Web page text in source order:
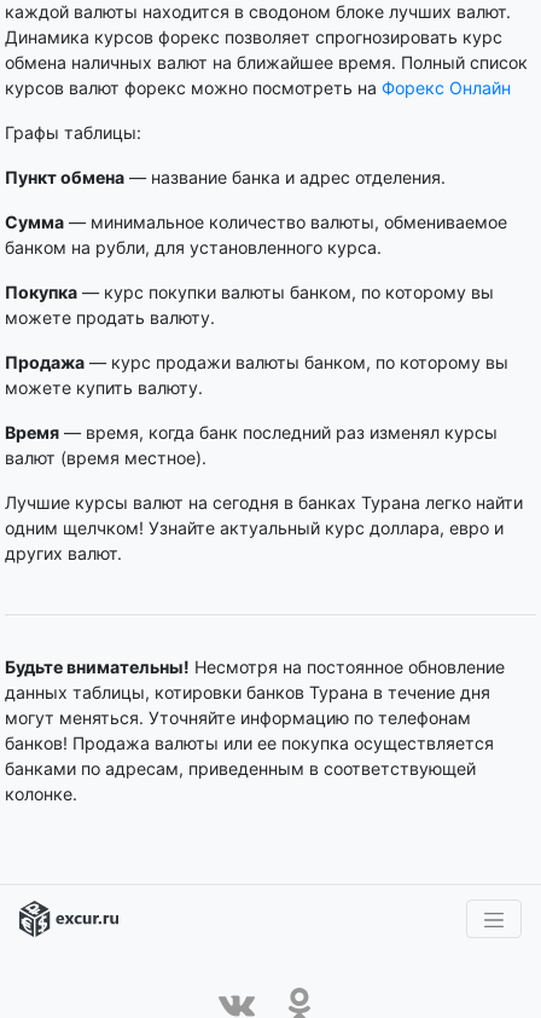
каждой валюты находится в сводоном блоке лучших валют.
Динамика курсов форекс позволяет спрогнозировать курс
обмена наличных валют на ближайшее время. Полный список
курсов валют форекс можно посмотреть на Форекс Онлайн
Графы таблицы:
Пункт обмена — название банка и адрес отделения.
Сумма — минимальное количество валюты, обмениваемое
банком на рубли, для установленного курса.
Покупка — курс покупки валюты банком, по которому вы
можете продать валюту.
Продажа — курс продажи валюты банком, по которому вы
можете купить валюту.
Время — время, когда банк последний раз изменял курсы
валют (время местное).
Лучшие курсы валют на сегодня в банках Турана легко найти
одним щелчком! Узнайте актуальный курс доллара, евро и
других валют.
Будьте внимательны! Несмотря на постоянное обновление
данных таблицы, котировки банков Турана в течение дня
могут меняться. Уточняйте информацию по телефонам
банков! Продажа валюты или ее покупка осуществляется
банками по адресам, приведенным в соответствующей
колонке.